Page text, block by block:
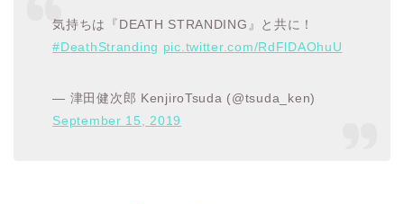
気持ちは『DEATH STRANDING』と共に！
#DeathStranding pic.twitter.com/RdFlDAOhuU
— 津田健次郎 KenjiroTsuda (@tsuda_ken)
September 15, 2019